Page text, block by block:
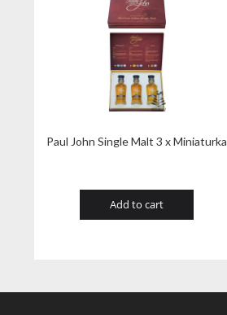
Paul John Single Malt 3 x Miniaturka
Add to cart